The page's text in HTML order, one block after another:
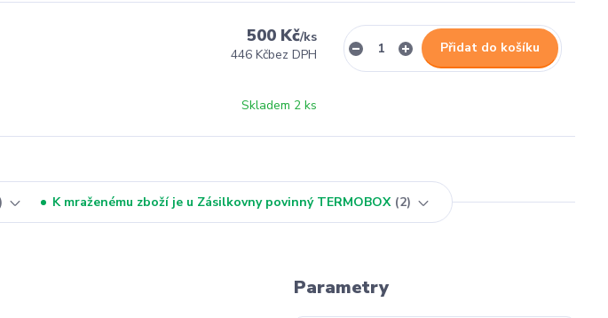
500 Kč/ks
446 Kčbez DPH
Skladem 2 ks
Přidat do košíku
K mraženému zboží je u Zásilkovny povinný TERMOBOX 2
Parametry